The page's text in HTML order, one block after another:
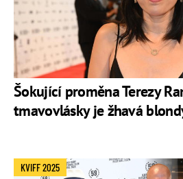
Šokující proměna Terezy
tmavovlásky je žhavá
KVIFF 2025